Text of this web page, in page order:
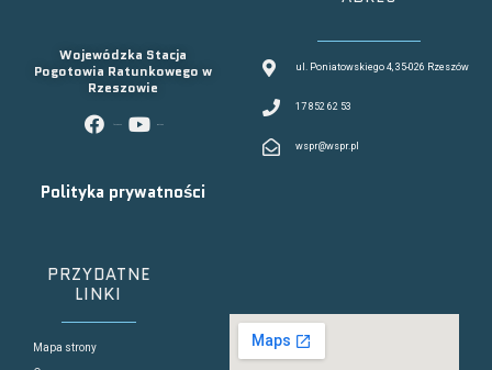
Wojewódzka Stacja
Pogotowia Ratunkowego w
Rzeszowie
Polityka prywatności
ul. Poniatowskiego 4, 35-026 Rzeszów
17 852 62 53
wspr@wspr.pl
PRZYDATNE
LINKI
Mapa strony